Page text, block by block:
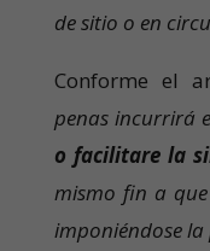
de sitio o en
Conforme el
penas incurrirá
o facilitare la
mismo fin a
imponiéndose